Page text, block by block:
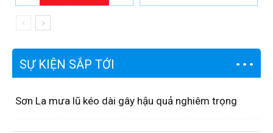
SỰ KIỆN SẮP TỚI
Sơn La mưa lũ kéo dài gây hậu quả nghiêm trọng